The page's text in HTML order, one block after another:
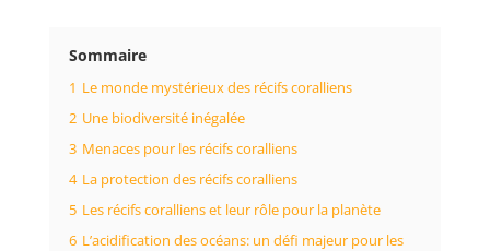
Sommaire
1 Le monde mystérieux des récifs coralliens
2 Une biodiversité inégalée
3 Menaces pour les récifs coralliens
4 La protection des récifs coralliens
5 Les récifs coralliens et leur rôle pour la planète
6 L’acidification des océans: un défi majeur pour les